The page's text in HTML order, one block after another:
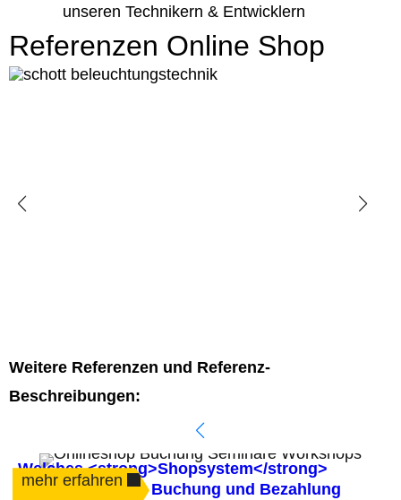
unseren Technikern & Entwicklern
Referenzen Online Shop
Weitere Referenzen und Referenz-
Beschreibungen:
Welches <strong>Shopsystem</strong>
automatisiert die Buchung und Bezahlung
mehr erfahren